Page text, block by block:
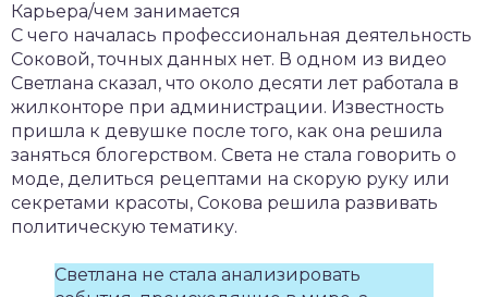
Карьера/чем занимается
С чего началась профессиональная деятельность
Соковой, точных данных нет. В одном из видео
Светлана сказал, что около десяти лет работала в
жилконторе при администрации. Известность
пришла к девушке после того, как она решила
заняться блогерством. Света не стала говорить о
моде, делиться рецептами на скорую руку или
секретами красоты, Сокова решила развивать
политическую тематику.
Светлана не стала анализировать